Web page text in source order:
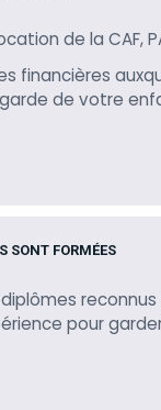
de la CAF,
financières
de votre
SONT FORMÉES
reconnus
pour